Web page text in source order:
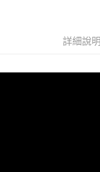
２．關於個人資料處理事
https://aftee.tw/terms/
每筆NT$80，滿詳細說明